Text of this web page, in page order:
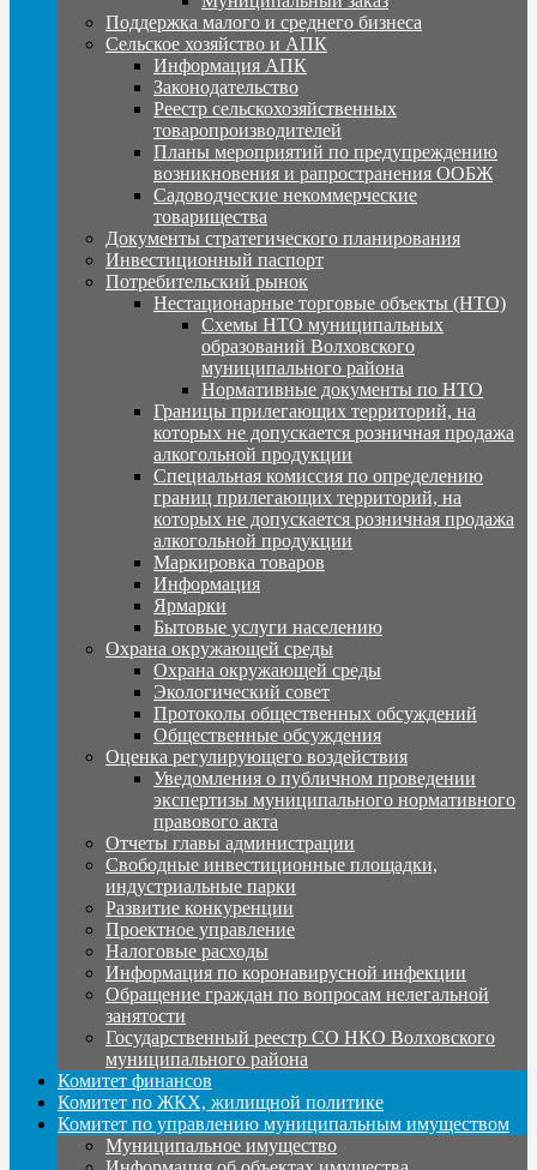
Поддержка малого и среднего бизнеса
Сельское хозяйство и АПК
Информация АПК
Законодательство
Реестр сельскохозяйственных
товаропроизводителей
Планы мероприятий по предупреждению
возникновения и рапространения ООБЖ
Садоводческие некоммерческие
товарищества
Документы стратегического планирования
Инвестиционный паспорт
Потребительский рынок
Нестационарные торговые объекты (НТО)
Схемы НТО муниципальных
образований Волховского
муниципального района
Нормативные документы по НТО
Границы прилегающих территорий, на
которых не допускается розничная продажа
алкогольной продукции
Специальная комиссия по определению
границ прилегающих территорий, на
которых не допускается розничная продажа
алкогольной продукции
Маркировка товаров
Информация
Ярмарки
Бытовые услуги населению
Охрана окружающей среды
Охрана окружающей среды
Экологический совет
Протоколы общественных обсуждений
Общественные обсуждения
Оценка регулирующего воздействия
Уведомления о публичном проведении
экспертизы муниципального нормативного
правового акта
Отчеты главы администрации
Свободные инвестиционные площадки,
индустриальные парки
Развитие конкуренции
Проектное управление
Налоговые расходы
Информация по коронавирусной инфекции
Обращение граждан по вопросам нелегальной
занятости
Государственный реестр СО НКО Волховского
муниципального района
Комитет финансов
Комитет по ЖКХ, жилищной политике
Комитет по управлению муниципальным имуществом
Муниципальное имущество